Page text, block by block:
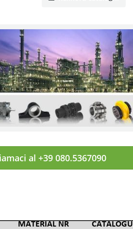
al +39 080.5367090
MATERIAL NR